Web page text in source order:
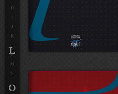
H
J
K
L
M
N
O